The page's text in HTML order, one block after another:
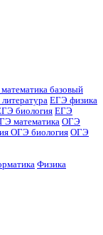
базовый
ЕГЭ физика
биология ЕГЭ
математика ОГЭ
ОГЭ биология ОГЭ
Физика